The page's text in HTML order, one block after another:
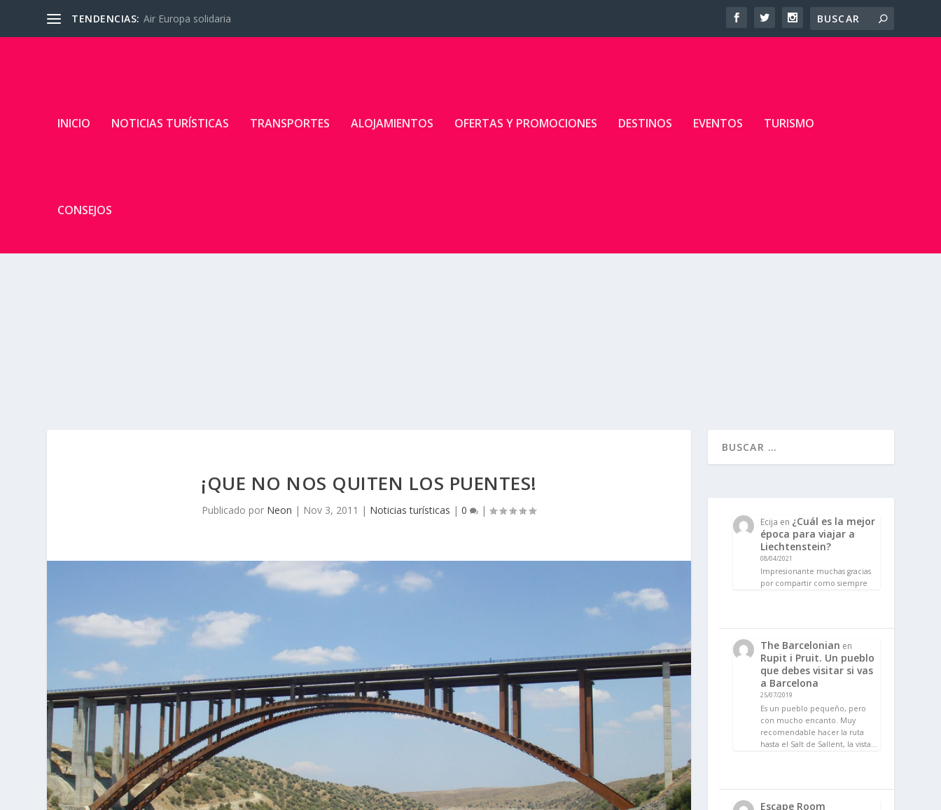
TENDENCIAS: Air Europa solidaria
INICIO NOTICIAS TURÍSTICAS TRANSPORTES ALOJAMIENTOS OFERTAS Y PROMOCIONES DESTINOS EVENTOS TURISMO
CONSEJOS
¡QUE NO NOS QUITEN LOS PUENTES!
Publicado por Neon | Nov 3, 2011 | Noticias turísticas |0 |
Ecija en ¿Cuál es la mejor
época para viajar a
Liechtenstein?
08/04/2021
Impresionante muchas gracias
por compartir como siempre
The Barcelonian en
Rupit i Pruit. Un pueblo
que debes visitar si vas
a Barcelona
25/07/2019
Es un pueblo pequeño, pero
con mucho encanto. Muy
recomendable hacer la ruta
hasta el Salt de Sallent, la vista…
Escape Room